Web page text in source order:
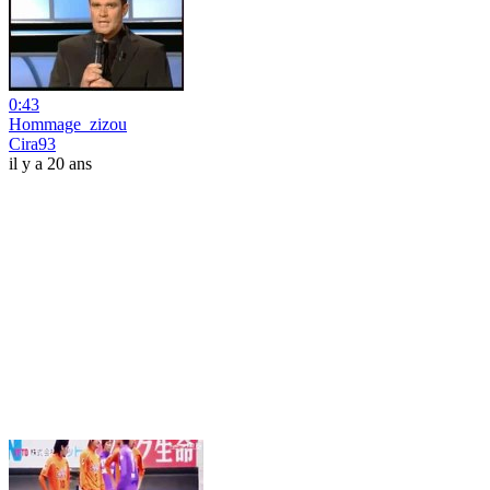
0:43
Hommage_zizou
Cira93
il y a 20 ans